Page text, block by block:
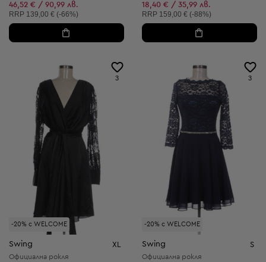
46,52 € / 90,99 лв.
Препоръчителна цена:
RRP 139,00 € (-66%)
18,40 € / 35,99 лв.
Препоръчителна цена:
RRP 159,00 € (-88%)
-20% с WELCOME
3
Swing XL
Официална рокля
-20% с WELCOME
3
Swing S
Официална рокля